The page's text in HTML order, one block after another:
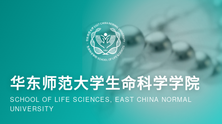
华东师范大学生命科学学院
SCHOOL OF LIFE SCIENCES, EAST CHINA NORMAL
UNIVERSITY